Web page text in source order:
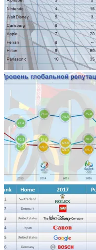
Architecture